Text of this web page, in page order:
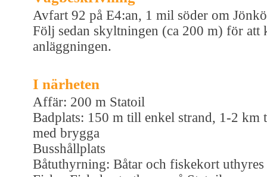
Avfart 92 på E4:an, 1 mil söder om
Följ sedan skyltningen (ca 200 m) för att
anläggningen.
I närheten
Affär: 200 m Statoil
Badplats: 150 m till enkel strand, 1-2 km
med brygga
Busshållplats
Båtuthyrning: Båtar och fiskekort uthyres